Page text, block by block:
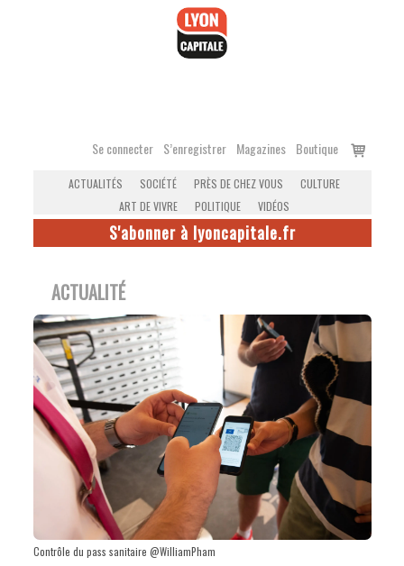
Se connecter S’enregistrer Magazines Boutique
Voir
ACTUALITÉS SOCIÉTÉ PRÈS DE CHEZ VOUS
CULTURE
ART DE VIVRE
POLITIQUE VIDÉOS
S'abonner à lyoncapitale.fr
ACTUALITÉ
Contrôle du pass sanitaire @WilliamPham